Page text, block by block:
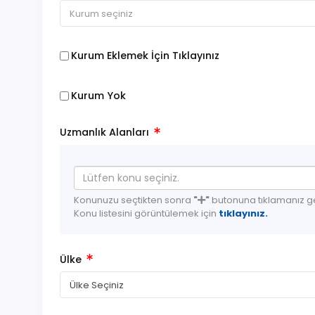
Kurum seçiniz
Kurum Eklemek İçin Tıklayınız
Kurum Yok
Uzmanlık Alanları
Lütfen konu seçiniz.
Konunuzu seçtikten sonra " " butonuna tıklamanız
Konu listesini görüntülemek için tıklayınız.
Ülke
Ülke Seçiniz